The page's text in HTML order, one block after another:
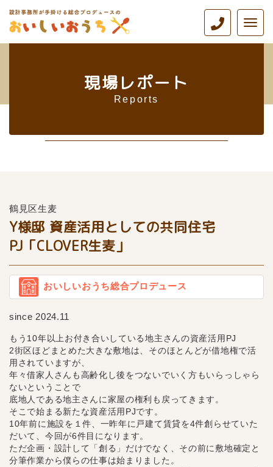
ナ
ビ
現場レポート
Reports
鶴見区生麦
Y様邸 資産活用としての共同住宅
PJ「CLOVER生麦」
おいしいおうち総合プロデュース
since 2024.11
もう10年以上お付き合いしている地主さんの資産活用PJ
2街区ほどまとめた大きな敷地は、そのほとんどが借地権で活
用されていますが、
年々借家人さんも高齢化し後をつないでいく方もいらっしゃら
ないということで
底地人である地主さんに家屋の権利も戻ってきます。
そこで始まる新たな資産活用PJです。
10年前に施設を１件、一昨年に戸建て賃貸を4件創らせていた
だいて、今回が6件目になります。
ただ企画・設計して「創る」だけでなく、その前に敷地確定と
分筆作業から僕らの仕事は始まりました。